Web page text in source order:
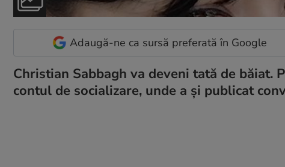
Adaugă-ne ca sursă preferată în Google
Christian Sabbagh va deveni tată de băiat.
contul de socializare, unde a și publicat